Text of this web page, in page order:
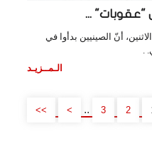
"عقوبات" ...
أنّ الصينيين بدأوا في
.
الـمــزيـد
2
3
..
>
>>